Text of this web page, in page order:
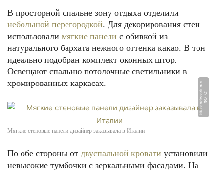
В просторной спальне зону отдыха отделили
небольшой перегородкой. Для декорирования стен
использовали мягкие панели с обивкой из
натурального бархата нежного оттенка какао. В тон
идеально подобран комплект оконных штор.
Освещают спальню потолочные светильники в
хромированных каркасах.
Ф
О
Т
О:
ki
t
c
h
e
n
d
e
c
o
ri
u
m.
r
u
Мягкие стеновые панели дизайнер заказывала в Италии
По обе стороны от двуспальной кровати установили
невысокие тумбочки с зеркальными фасадами. На